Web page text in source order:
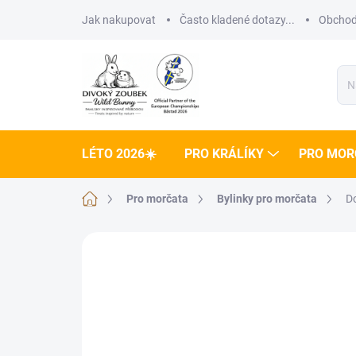
Jak nakupovat Často kladené dotazy...
LÉTO 2026☀️ PRO KRÁLÍKY PRO
Domů Pro morčata Bylinky pro morčata